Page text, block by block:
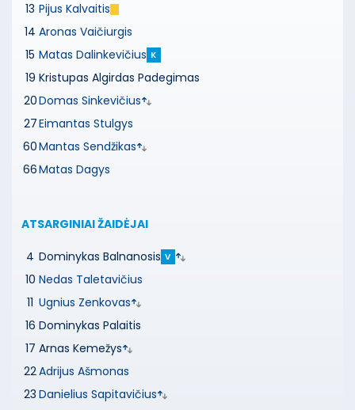
13 Pijus Kalvaitis
14 Aronas Vaičiurgis
15 Matas Dalinkevičius K
19 Kristupas Algirdas Padegimas
20Domas Sinkevičius
27Eimantas Stulgys
60Mantas Sendžikas
66Matas Dagys
ATSARGINIAI ŽAIDĖJAI
4 Dominykas Balnanosis V
10 Nedas Taletavičius
11 Ugnius Zenkovas
16 Dominykas Palaitis
17 Arnas Kemežys
22Adrijus Ašmonas
23 Danielius Sapitavičius